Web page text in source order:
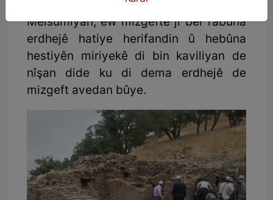
Mizgefat Sore. Bi gotina Dr.
Meisûmiyan, ew mizgefte ji ber rabûna
erdhejê hatiye herifandin û hebûna
hestiyên miriyekê di bin kaviliyan de
nîşan dide ku di dema erdhejê de
mizgeft avedan bûye.